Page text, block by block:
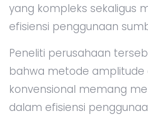
yang kompleks sekaligus
efisiensi penggunaan
Peneliti perusahaan
bahwa metode amplitude
konvensional memang
dalam efisiensi